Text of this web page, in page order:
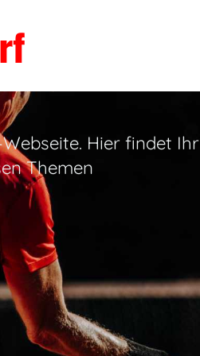
Hier findet Ihr
Themen